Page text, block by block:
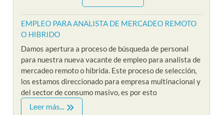
EMPLEO PARA ANALISTA DE MERCADEO REMOTO
O HIBRIDO
Damos apertura a proceso de búsqueda de personal
para nuestra nueva vacante de empleo para analista de
mercadeo remoto o hibrida. Este proceso de selección,
los estamos direccionado para empresa multinacional y
del sector de consumo masivo, es por esto
Leer más...